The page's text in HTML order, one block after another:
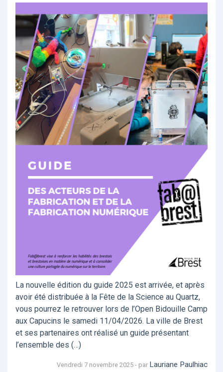
La nouvelle édition du guide 2025 est arrivée, et après
avoir été distribuée à la Fête de la Science au Quartz,
vous pourrez le retrouver lors de l’Open Bidouille Camp
aux Capucins le samedi 11/04/2026. La ville de Brest
et ses partenaires ont réalisé un guide présentant
l’ensemble des (…)
Vendredi 7 novembre 2025 - par Lauriane Paulhiac